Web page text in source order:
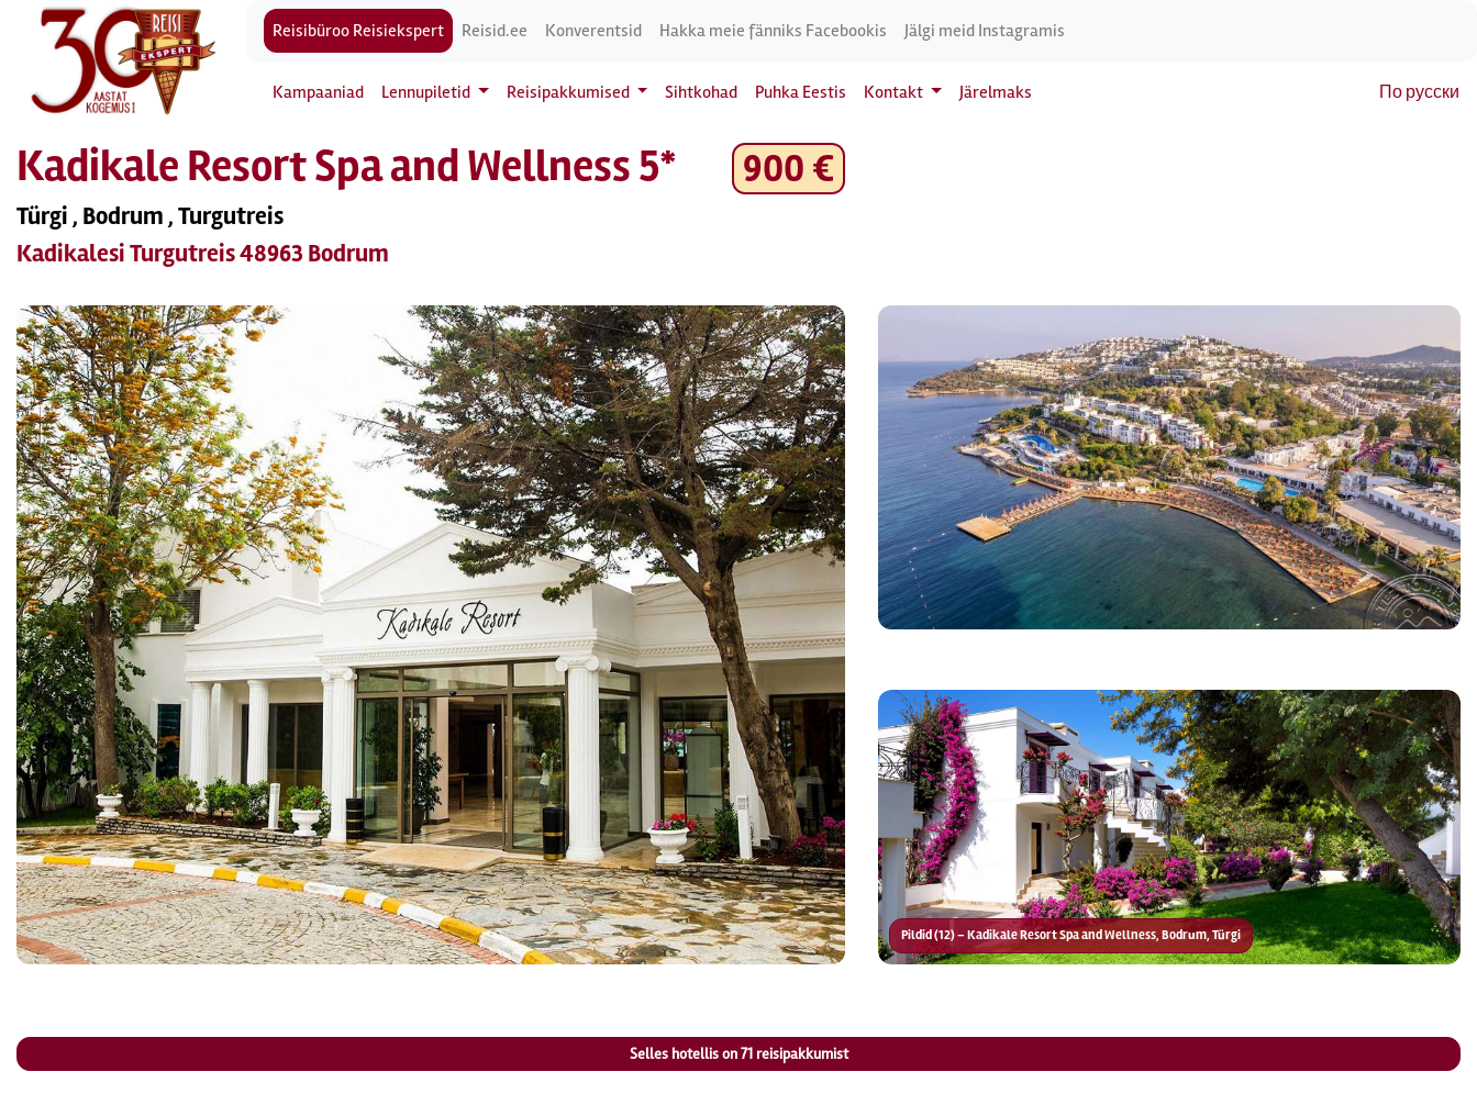
Reisibüroo Reisiekspert Reisid.ee Konverentsid Hakka meie fänniks Facebookis Jälgi meid Instagramis
Kampaaniad Lennupiletid Reisipakkumised Sihtkohad Puhka Eestis Kontakt Järelmaks По русски
Kadikale Resort Spa and Wellness 5*
Türgi , Bodrum , Turgutreis
Kadikalesi Turgutreis 48963 Bodrum
900 €
Pildid (12) – Kadikale Resort Spa and Wellness, Bodrum, Türgi
Selles hotellis on71reisipakkumist